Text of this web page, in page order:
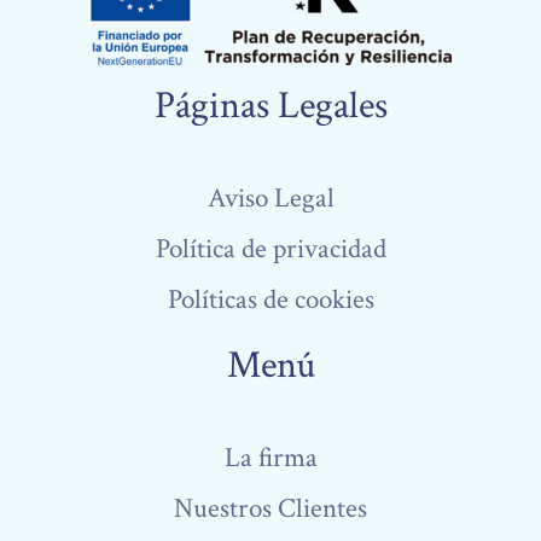
Páginas Legales
Aviso Legal
Política de privacidad
Políticas de cookies
Menú
La firma
Nuestros Clientes